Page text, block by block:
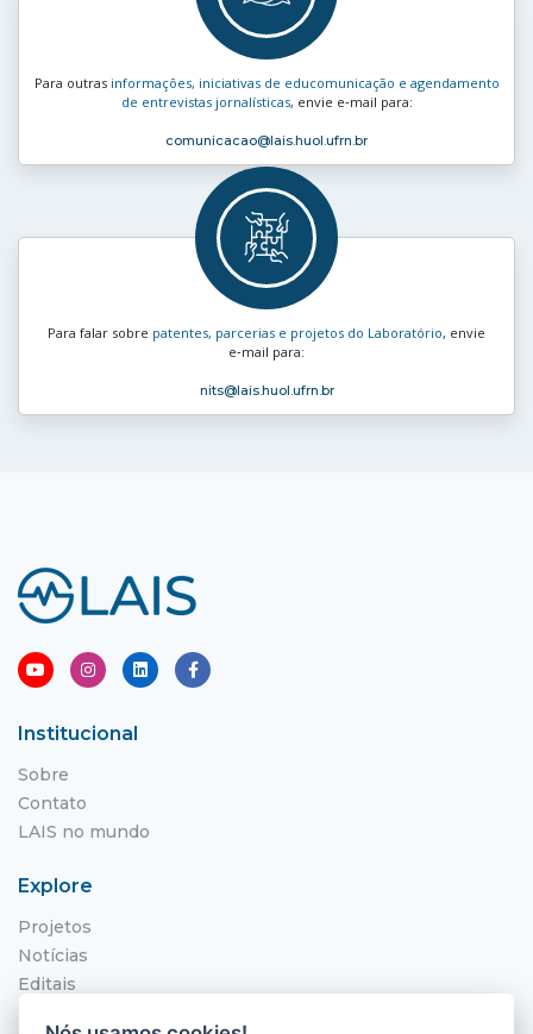
Para outras informações, iniciativas de educomunicação e agendamento
de entrevistas jornalísticas, envie e‑mail para:
comunicacao@lais.huol.ufrn.br
Para falar sobre patentes, parcerias e projetos do Laboratório, envie
e‑mail para:
nits@lais.huol.ufrn.br
Institucional
Sobre
Contato
LAIS no mundo
Explore
Projetos
Notícias
Editais